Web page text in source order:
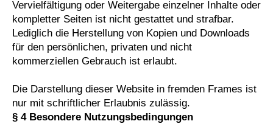
Vervielfältigung oder Weitergabe einzelner Inhalte oder
kompletter Seiten ist nicht gestattet und strafbar.
Lediglich die Herstellung von Kopien und Downloads
für den persönlichen, privaten und nicht
kommerziellen Gebrauch ist erlaubt.
Die Darstellung dieser Website in fremden Frames ist
nur mit schriftlicher Erlaubnis zulässig.
§ 4 Besondere Nutzungsbedingungen